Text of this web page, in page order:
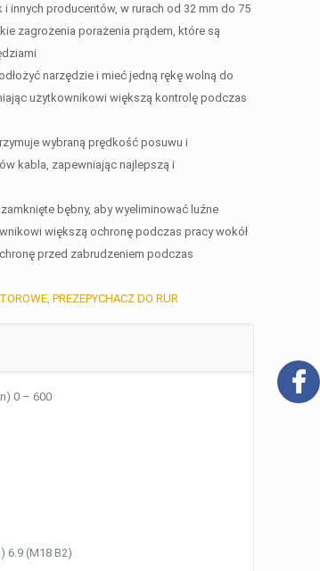
innych producentów, w rurach od 32 mm do 75
zagrożenia porażenia prądem, które są
narzędzie i mieć jedną rękę wolną do
użytkownikowi większą kontrolę podczas
wybraną prędkość posuwu i
kabla, zapewniając najlepszą i
bębny, aby wyeliminować luźne
większą ochronę podczas pracy wokół
przed zabrudzeniem podczas
, PREZEPYCHACZ DO RUR
0 – 600
6.9 (M18 B2)